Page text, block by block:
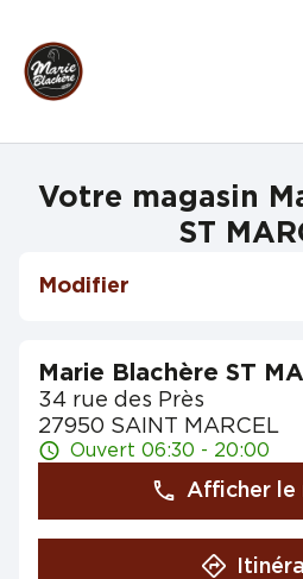
Votre magasin
ST
Modifier
Marie Blachère ST
34 rue des Près
27950 SAINT MARCEL
Ouvert 06:30 - 20:00
Afficher le